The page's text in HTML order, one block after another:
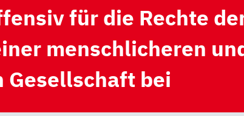
für die Rechte
menschlicheren
bei